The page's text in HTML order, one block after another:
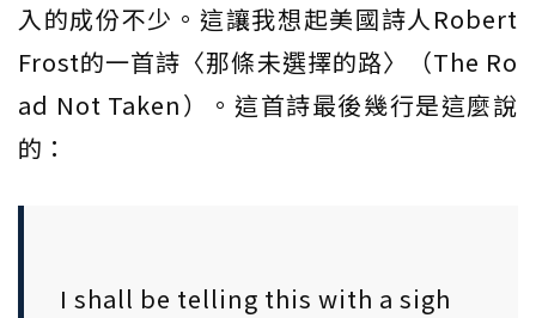
入的成份不少。這讓我想起美國詩人Robert
Frost的一首詩〈那條未選擇的路〉（The Ro
ad Not Taken）。這首詩最後幾行是這麼說
的：
I shall be telling this with a sigh